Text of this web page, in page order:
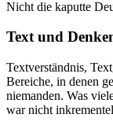
Nicht die kaputte
Text und
Textverständnis,
Bereiche, in denen
niemanden. Was
war nicht